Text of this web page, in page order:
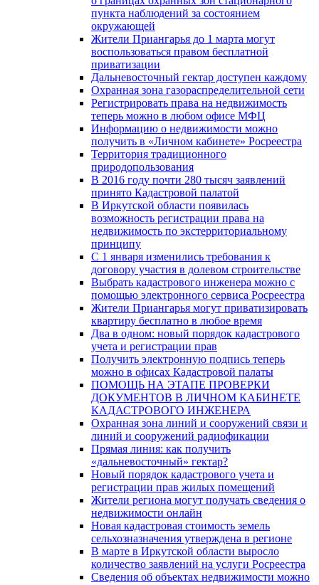
пункта наблюдений за состоянием
окружающей
Жители Приангарья до 1 марта могут
воспользоваться правом бесплатной
приватизации
Дальневосточный гектар доступен каждому
Охранная зона газораспределительной сети
Регистрировать права на недвижимость
теперь можно в любом офисе МФЦ
Информацию о недвижимости можно
получить в «Личном кабинете» Росреестра
Территория традиционного
природопользования
В 2016 году почти 280 тысяч заявлений
принято Кадастровой палатой
В Иркутской области появилась
возможность регистрации права на
недвижимость по экстерриториальному
принципу
C 1 января изменились требования к
договору участия в долевом строительстве
Выбрать кадастрового инженера можно с
помощью электронного сервиса Росреестра
Жители Приангарья могут приватизировать
квартиру бесплатно в любое время
Два в одном: новый порядок кадастрового
учета и регистрации прав
Получить электронную подпись теперь
можно в офисах Кадастровой палаты
ПОМОЩЬ НА ЭТАПЕ ПРОВЕРКИ
ДОКУМЕНТОВ В ЛИЧНОМ КАБИНЕТЕ
КАДАСТРОВОГО ИНЖЕНЕРА
Охранная зона линий и сооружений связи и
линий и сооружений радиофикации
Прямая линия: как получить
«дальневосточный» гектар?
Новый порядок кадастрового учета и
регистрации прав жилых помещений
Жители региона могут получать сведения о
недвижимости онлайн
Новая кадастровая стоимость земель
сельхозназначения утверждена в регионе
В марте в Иркутской области выросло
количество заявлений на услуги Росреестра
Сведения об объектах недвижимости можно